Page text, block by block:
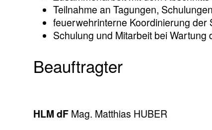
Teilnahme an Tagungen,
feuerwehrinterne Koordinierung der
Schulung und Mitarbeit bei
Beauftragter
HLM dF Mag. Matthias HUBER